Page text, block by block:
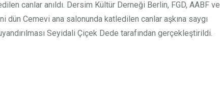
canlar anıldı. Dersim Kültür Derneği Berlin, FGD, AABF ve
Cemevi ana salonunda katledilen canlar aşkına saygı
Seyidali Çiçek Dede tarafından gerçekleştirildi.